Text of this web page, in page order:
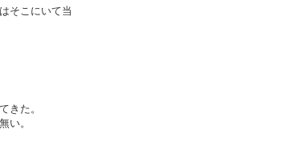
そこにいて当
きた。
い。